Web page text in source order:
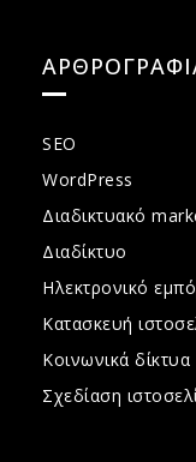
SEO
WordPress
Διαδικτυακό
Διαδίκτυο
Ηλεκτρονικό
Κατασκευή
Κοινωνικά δίκτυα
Σχεδίαση